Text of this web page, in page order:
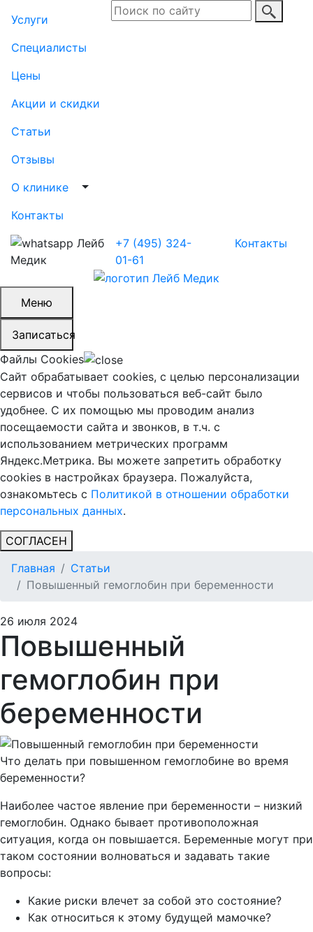
Услуги
Специалисты
Цены
Акции и скидки
Статьи
Отзывы
О клинике
Выпадающий список
Контакты
+7 (495) 324-
01-61
Контакты
Меню
Записаться
Файлы Cookies
Сайт обрабатывает cookies, с целью персонализации
сервисов и чтобы пользоваться веб-сайт было
удобнее. С их помощью мы проводим анализ
посещаемости сайта и звонков, в т.ч. с
использованием метрических программ
Яндекс.Метрика. Вы можете запретить обработку
cookies в настройках браузера. Пожалуйста,
ознакомьтесь с Политикой в отношении обработки
персональных данных.
СОГЛАСЕН
Главная
Статьи
Повышенный гемоглобин при беременности
26 июля 2024
Повышенный
гемоглобин при
беременности
Что делать при повышенном гемоглобине во время
беременности?
Наиболее частое явление при беременности – низкий
гемоглобин. Однако бывает противоположная
ситуация, когда он повышается. Беременные могут при
таком состоянии волноваться и задавать такие
вопросы:
Какие риски влечет за собой это состояние?
Как относиться к этому будущей мамочке?